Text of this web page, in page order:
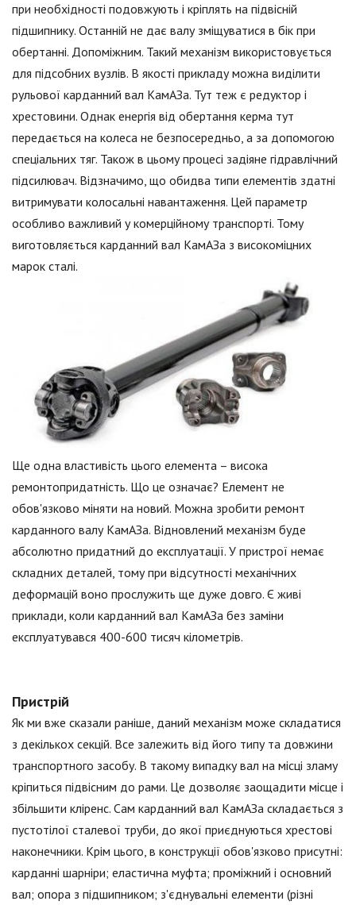
при необхідності подовжують і кріплять на підвісній
підшипнику. Останній не дає валу зміщуватися в бік при
обертанні. Допоміжним. Такий механізм використовується
для підсобних вузлів. В якості прикладу можна виділити
рульової карданний вал КамАЗа. Тут теж є редуктор і
хрестовини. Однак енергія від обертання керма тут
передається на колеса не безпосередньо, а за допомогою
спеціальних тяг. Також в цьому процесі задіяне гідравлічний
підсилювач. Відзначимо, що обидва типи елементів здатні
витримувати колосальні навантаження. Цей параметр
особливо важливий у комерційному транспорті. Тому
виготовляється карданний вал КамАЗа з високоміцних
марок сталі.
Ще одна властивість цього елемента – висока
ремонтопридатність. Що це означає? Елемент не
обов'язково міняти на новий. Можна зробити ремонт
карданного валу КамАЗа. Відновлений механізм буде
абсолютно придатний до експлуатації. У пристрої немає
складних деталей, тому при відсутності механічних
деформацій воно прослужить ще дуже довго. Є живі
приклади, коли карданний вал КамАЗа без заміни
експлуатувався 400-600 тисяч кілометрів.
Пристрій
Як ми вже сказали раніше, даний механізм може складатися
з декількох секцій. Все залежить від його типу та довжини
транспортного засобу. В такому випадку вал на місці зламу
кріпиться підвісним до рами. Це дозволяє заощадити місце і
збільшити кліренс. Сам карданний вал КамАЗа складається з
пустотілої сталевої труби, до якої приєднуються хрестові
наконечники. Крім цього, в конструкції обов'язково присутні:
карданні шарніри; еластична муфта; проміжний і основний
вал; опора з підшипником; з'єднувальні елементи (різні